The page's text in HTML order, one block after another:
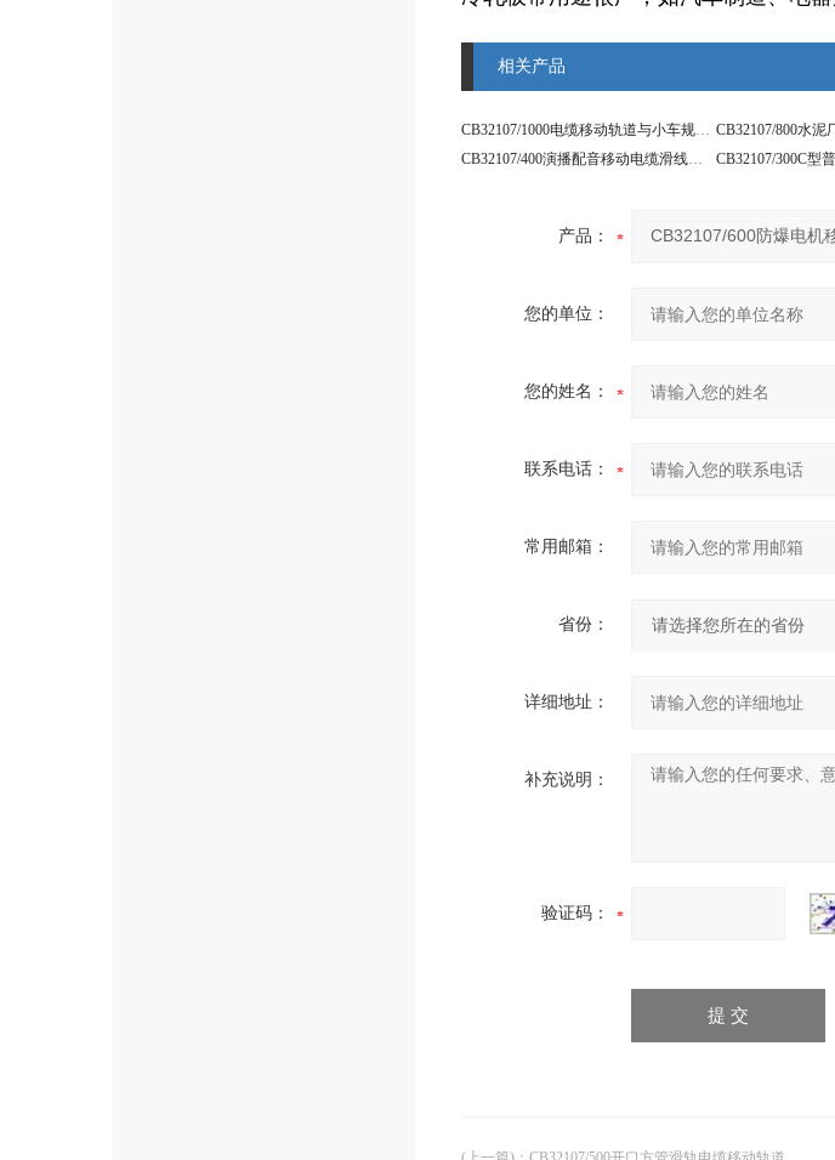
相关产品
CB32107/1000电缆移动轨道与小车规格参数
CB32107/400演播配音移动电缆滑线吊挂系统
CB32107/300C型
产品：
您的单位：
您的姓名：
联系电话：
常用邮箱：
省份：
详细地址：
补充说明：
验证码：